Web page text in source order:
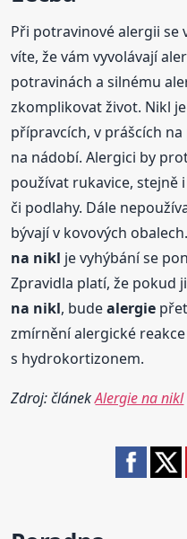
Při potravinové alergii se
víte, že vám vyvolávají
potravinách a silnému
zkomplikovat život. Nikl
přípravcích, v prášcích
na nádobí. Alergici by
používat rukavice, stejně
či podlahy. Dále
bývají v kovových
na nikl je vyhýbání se
Zpravidla platí, že pokud
na nikl, budealergie
zmírnění alergické
s hydrokortizonem.
Zdroj: článekAlergie na nikl